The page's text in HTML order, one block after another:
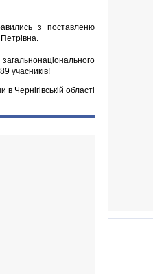
з поставленю
учасників!
Чернігівській області